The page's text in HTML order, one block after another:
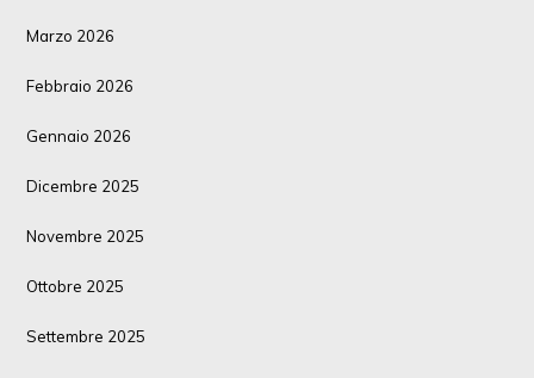
Marzo 2026
Febbraio 2026
Gennaio 2026
Dicembre 2025
Novembre 2025
Ottobre 2025
Settembre 2025